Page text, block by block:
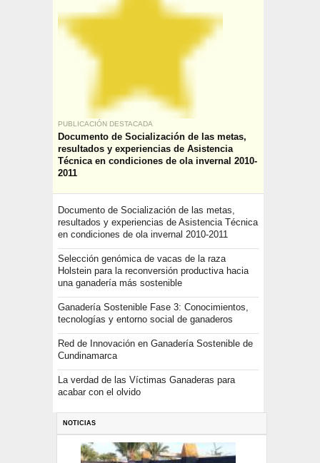
PUBLICACIÓN DESTACADA
Documento de Socialización de las metas,
resultados y experiencias de Asistencia
Técnica en condiciones de ola invernal 2010-
2011
Documento de Socialización de las metas,
resultados y experiencias de Asistencia Técnica
en condiciones de ola invernal 2010-2011
Selección genómica de vacas de la raza
Holstein para la reconversión productiva hacia
una ganadería más sostenible
Ganadería Sostenible Fase 3: Conocimientos,
tecnologías y entorno social de ganaderos
Red de Innovación en Ganadería Sostenible de
Cundinamarca
La verdad de las Víctimas Ganaderas para
acabar con el olvido
NOTICIAS